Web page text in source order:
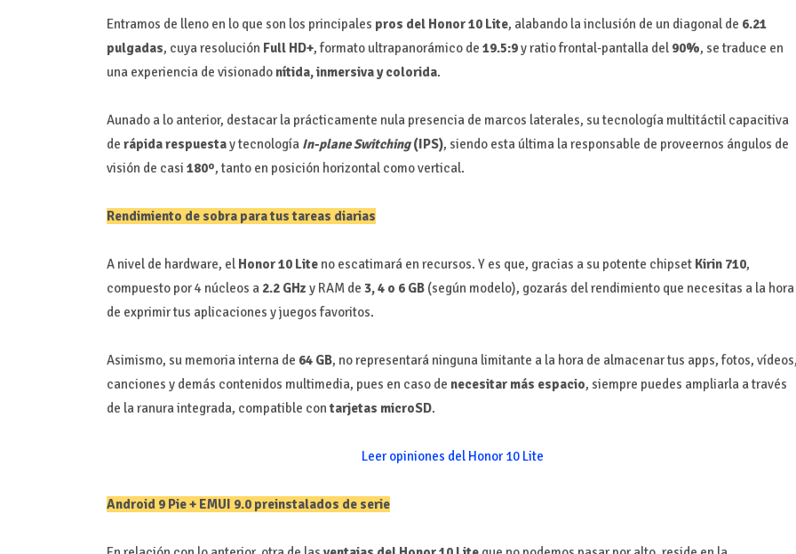
Entramos de lleno en lo que son los principales pros del Honor 10 Lite, alabando la inclusión de un diagonal de 6.21
pulgadas, cuya resolución Full HD+, formato ultrapanorámico de 19.5:9y ratio frontal-pantalla del90%, se traduce en
una experiencia de visionado nítida, inmersiva y colorida.
Aunado a lo anterior, destacar la prácticamente nula presencia de marcos laterales, su tecnología multitáctil capacitiva
de rápida respuestay tecnología In-plane Switching(IPS), siendo esta última la responsable de proveernos ángulos de
visión de casi 180º, tanto en posición horizontal como vertical.
Rendimiento de sobra para tus tareas diarias
A nivel de hardware, el Honor 10 Liteno escatimará en recursos. Y es que, gracias a su potente chipset Kirin 710,
compuesto por 4 núcleos a 2.2 GHz y RAM de 3, 4 o 6 GB(según modelo), gozarás del rendimiento que necesitas a la hora
de exprimir tus aplicaciones y juegos favoritos.
Asimismo, su memoria interna de 64 GB, no representará ninguna limitante a la hora de almacenar tus apps, fotos, vídeos,
canciones y demás contenidos multimedia, pues en caso de necesitar más espacio, siempre puedes ampliarla a través
de la ranura integrada, compatible contarjetas microSD.
Leer opiniones del Honor 10 Lite
Android 9 Pie + EMUI 9.0 preinstalados de serie